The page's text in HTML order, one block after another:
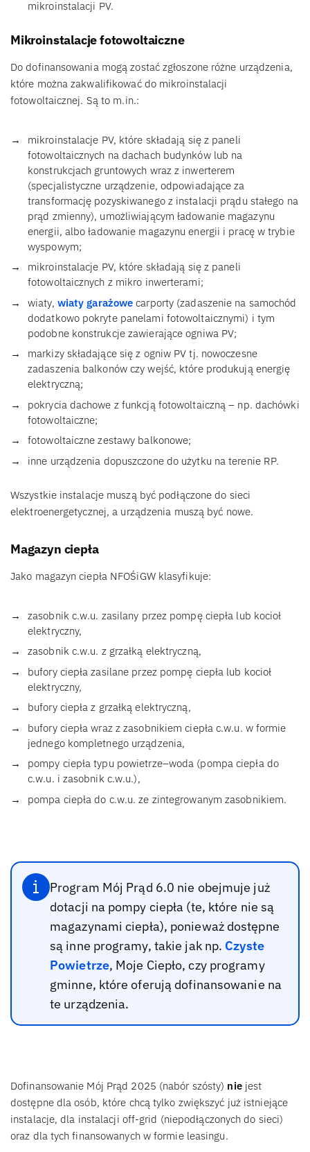
mikroinstalacji PV.
Mikroinstalacje fotowoltaiczne
Do dofinansowania mogą zostać zgłoszone różne urządzenia,
które można zakwalifikować do mikroinstalacji
fotowoltaicznej. Są to m.in.:
mikroinstalacje PV, które składają się z paneli
fotowoltaicznych na dachach budynków lub na
konstrukcjach gruntowych wraz z inwerterem
(specjalistyczne urządzenie, odpowiadające za
transformację pozyskiwanego z instalacji prądu stałego na
prąd zmienny), umożliwiającym ładowanie magazynu
energii, albo ładowanie magazynu energii i pracę w trybie
wyspowym;
mikroinstalacje PV, które składają się z paneli
fotowoltaicznych z mikro inwerterami;
wiaty, wiaty garażowe carporty (zadaszenie na samochód
dodatkowo pokryte panelami fotowoltaicznymi) i tym
podobne konstrukcje zawierające ogniwa PV;
markizy składające się z ogniw PV tj. nowoczesne
zadaszenia balkonów czy wejść, które produkują energię
elektryczną;
pokrycia dachowe z funkcją fotowoltaiczną – np. dachówki
fotowoltaiczne;
fotowoltaiczne zestawy balkonowe;
inne urządzenia dopuszczone do użytku na terenie RP.
Wszystkie instalacje muszą być podłączone do sieci
elektroenergetycznej, a urządzenia muszą być nowe.
Magazyn ciepła
Jako magazyn ciepła NFOŚiGW klasyfikuje:
zasobnik c.w.u. zasilany przez pompę ciepła lub kocioł
elektryczny,
zasobnik c.w.u. z grzałką elektryczną,
bufory ciepła zasilane przez pompę ciepła lub kocioł
elektryczny,
bufory ciepła z grzałką elektryczną,
bufory ciepła wraz z zasobnikiem ciepła c.w.u. w formie
jednego kompletnego urządzenia,
pompy ciepła typu powietrze–woda (pompa ciepła do
c.w.u. i zasobnik c.w.u.),
pompa ciepła do c.w.u. ze zintegrowanym zasobnikiem.
Program Mój Prąd 6.0 nie obejmuje już
dotacji na pompy ciepła (te, które nie są
magazynami ciepła), ponieważ dostępne
są inne programy, takie jak np. Czyste
Powietrze, Moje Ciepło, czy programy
gminne, które oferują dofinansowanie na
te urządzenia.
Dofinansowanie Mój Prąd 2025 (nabór szósty) niejest
dostępne dla osób, które chcą tylko zwiększyć już istniejące
instalacje, dla instalacji off-grid (niepodłączonych do sieci)
oraz dla tych finansowanych w formie leasingu.